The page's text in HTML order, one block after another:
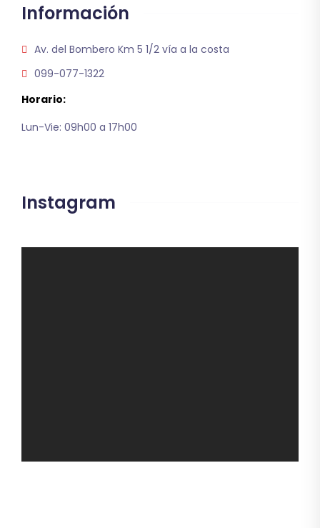
Información
Av. del Bombero Km 5 1/2 vía a la costa
099-077-1322
Horario:
Lun-Vie: 09h00 a 17h00
Instagram